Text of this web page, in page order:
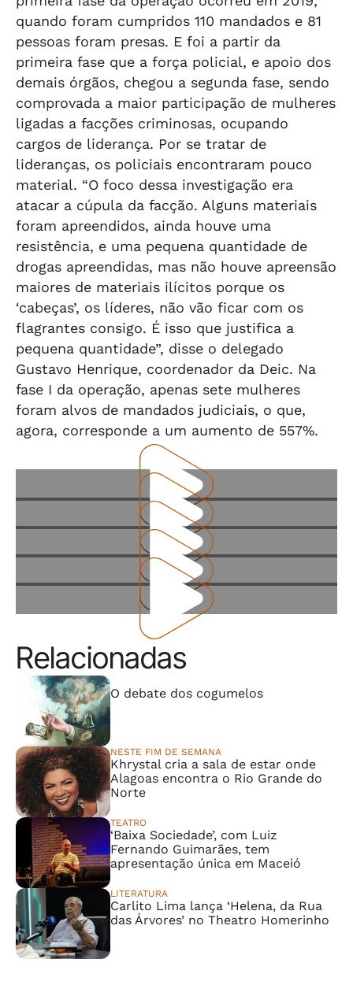
quando foram cumpridos 110 mandados e 81
pessoas foram presas. E foi a partir da
primeira fase que a força policial, e apoio dos
demais órgãos, chegou a segunda fase, sendo
comprovada a maior participação de mulheres
ligadas a facções criminosas, ocupando
cargos de liderança. Por se tratar de
lideranças, os policiais encontraram pouco
material. “O foco dessa investigação era
atacar a cúpula da facção. Alguns materiais
foram apreendidos, ainda houve uma
resistência, e uma pequena quantidade de
drogas apreendidas, mas não houve apreensão
maiores de materiais ilícitos porque os
‘cabeças’, os líderes, não vão ficar com os
flagrantes consigo. É isso que justifica a
pequena quantidade”, disse o delegado
Gustavo Henrique, coordenador da Deic. Na
fase I da operação, apenas sete mulheres
foram alvos de mandados judiciais, o que,
agora, corresponde a um aumento de 557%.
Relacionadas
O debate dos cogumelos
NESTE FIM DE SEMANA
Khrystal cria a sala de estar onde
Alagoas encontra o Rio Grande do
Norte
TEATRO
‘Baixa Sociedade’, com Luiz
Fernando Guimarães, tem
apresentação única em Maceió
LITERATURA
Carlito Lima lança ‘Helena, da Rua
das Árvores’ no Theatro Homerinho